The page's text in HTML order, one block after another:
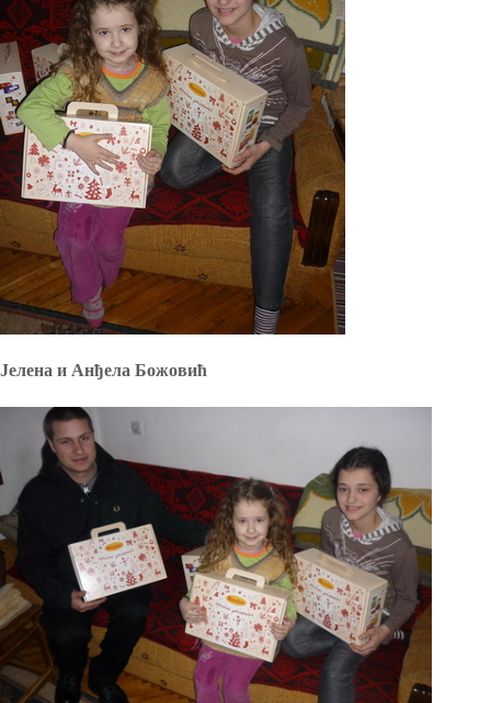
Јелена и Анђела Божовић